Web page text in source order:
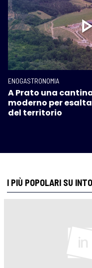
ENOGASTRONOMIA
A Prato una
moderno per
del territorio
I PIÙ POPOLARI SU